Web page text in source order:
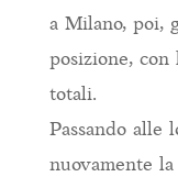
a Milano, poi,
posizione,
totali.
Passando alle
nuovamente